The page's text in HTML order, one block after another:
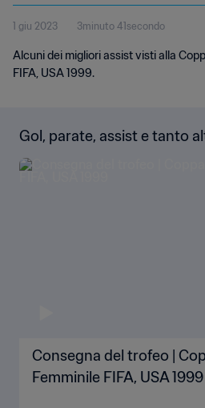
1 giu 2023 3minuto 41secondo
Alcuni dei migliori assist visti alla
FIFA, USA 1999.
Gol, parate, assist e tanto
ora!
Consegna del trofeo |
Femminile FIFA, USA 1999